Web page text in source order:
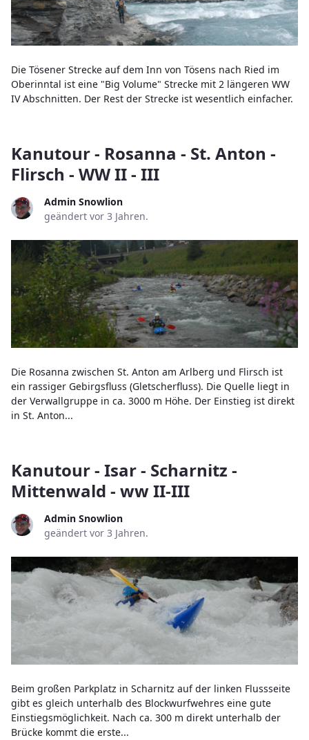
Die Tösener Strecke auf dem Inn von Tösens nach Ried im
Oberinntal ist eine "Big Volume" Strecke mit 2 längeren WW
IV Abschnitten. Der Rest der Strecke ist wesentlich einfacher.
Kanutour - Rosanna - St. Anton -
Flirsch - WW II - III
Admin Snowlion
geändert vor 3 Jahren.
Die Rosanna zwischen St. Anton am Arlberg und Flirsch ist
ein rassiger Gebirgsfluss (Gletscherfluss). Die Quelle liegt in
der Verwallgruppe in ca. 3000 m Höhe. Der Einstieg ist direkt
in St. Anton...
Kanutour - Isar - Scharnitz -
Mittenwald - ww II-III
Admin Snowlion
geändert vor 3 Jahren.
Beim großen Parkplatz in Scharnitz auf der linken Flussseite
gibt es gleich unterhalb des Blockwurfwehres eine gute
Einstiegsmöglichkeit. Nach ca. 300 m direkt unterhalb der
Brücke kommt die erste...